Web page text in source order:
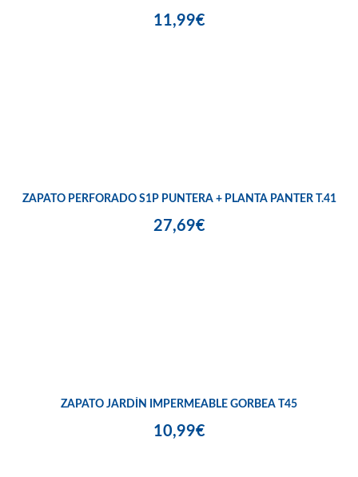
11,99€
ZAPATO PERFORADO S1P PUNTERA + PLANTA PANTER T.41
27,69€
ZAPATO JARDÍN IMPERMEABLE GORBEA T45
10,99€